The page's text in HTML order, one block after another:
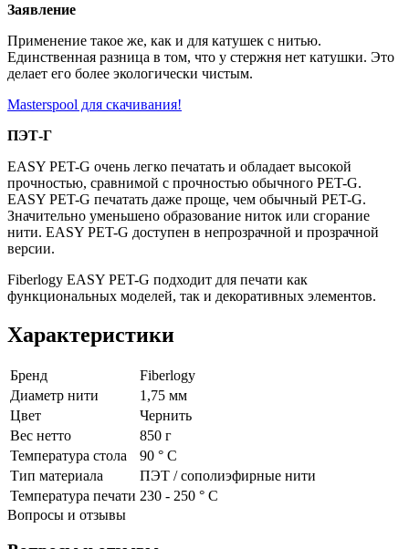
Заявление
Применение такое же, как и для катушек с нитью.
Единственная разница в том, что у стержня нет катушки. Это
делает его более экологически чистым.
Masterspool для скачивания!
ПЭТ-Г
EASY PET-G очень легко печатать и обладает высокой
прочностью, сравнимой с прочностью обычного PET-G.
EASY PET-G печатать даже проще, чем обычный PET-G.
Значительно уменьшено образование ниток или сгорание
нити. EASY PET-G доступен в непрозрачной и прозрачной
версии.
Fiberlogy EASY PET-G подходит для печати как
функциональных моделей, так и декоративных элементов.
Характеристики
Бренд
Fiberlogy
Диаметр нити
1,75 мм
Цвет
Чернить
Вес нетто
850 г
Температура стола
90 ° С
Тип материала
ПЭТ / сополиэфирные нити
Температура печати 230 - 250 ° С
Вопросы и отзывы